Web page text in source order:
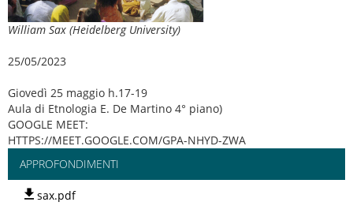
William Sax (Heidelberg University)
25/05/2023
Giovedì 25 maggio h.17-19
Aula di Etnologia E. De Martino 4° piano)
GOOGLE MEET:
HTTPS://MEET.GOOGLE.COM/GPA-NHYD-ZWA
APPROFONDIMENTI
sax.pdf